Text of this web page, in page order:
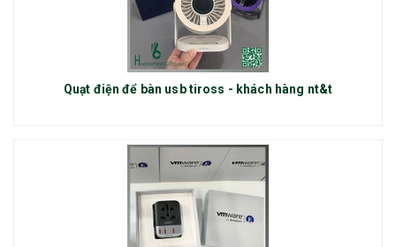
Quạt điện để bàn usb tiross - khách hàng nt&t